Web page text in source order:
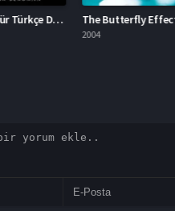
Yedinci Mühür Türkçe Dublaj İzle The Butterfly Effect Türkçe Dublaj İzle